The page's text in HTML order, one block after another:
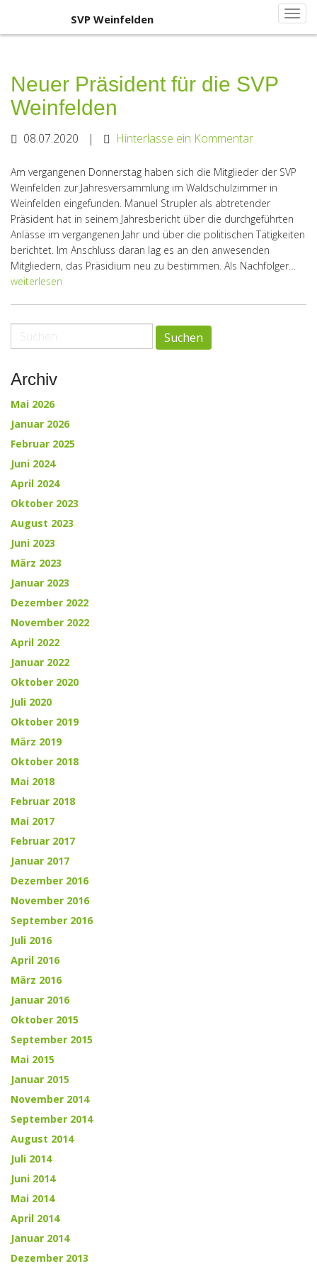
Primary
Menu
content
SVP Weinfelden
Neuer Präsident für die SVP
Weinfelden
08.07.2020 | Hinterlasse ein Kommentar
Am vergangenen Donnerstag haben sich die Mitglieder der SVP
Weinfelden zur Jahresversammlung im Waldschulzimmer in
Weinfelden eingefunden. Manuel Strupler als abtretender
Präsident hat in seinem Jahresbericht über die durchgeführten
Anlässe im vergangenen Jahr und über die politischen Tätigkeiten
berichtet. Im Anschluss daran lag es an den anwesenden
Mitgliedern, das Präsidium neu zu bestimmen. Als Nachfolger…
weiterlesen
Archiv
Mai 2026
Januar 2026
Februar 2025
Juni 2024
April 2024
Oktober 2023
August 2023
Juni 2023
März 2023
Januar 2023
Dezember 2022
November 2022
April 2022
Januar 2022
Oktober 2020
Juli 2020
Oktober 2019
März 2019
Oktober 2018
Mai 2018
Februar 2018
Mai 2017
Februar 2017
Januar 2017
Dezember 2016
November 2016
September 2016
Juli 2016
April 2016
März 2016
Januar 2016
Oktober 2015
September 2015
Mai 2015
Januar 2015
November 2014
September 2014
August 2014
Juli 2014
Juni 2014
Mai 2014
April 2014
Januar 2014
Dezember 2013